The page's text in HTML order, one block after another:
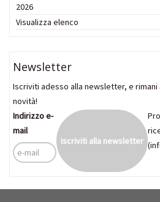
2026
Visualizza elenco
Newsletter
Iscriviti adesso alla newsletter, e
novità!
Indirizzo e-
mail
(